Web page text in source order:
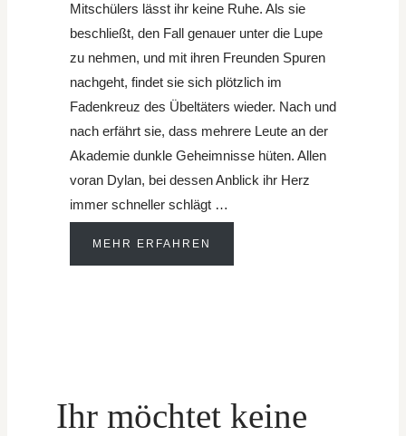
Mitschülers lässt ihr keine Ruhe. Als sie
beschließt, den Fall genauer unter die Lupe
zu nehmen, und mit ihren Freunden Spuren
nachgeht, findet sie sich plötzlich im
Fadenkreuz des Übeltäters wieder. Nach und
nach erfährt sie, dass mehrere Leute an der
Akademie dunkle Geheimnisse hüten. Allen
voran Dylan, bei dessen Anblick ihr Herz
immer schneller schlägt …
MEHR ERFAHREN
Ihr möchtet keine